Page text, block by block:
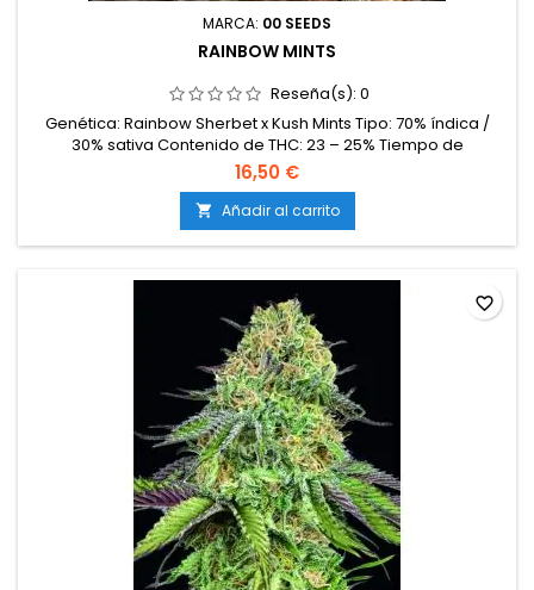
MARCA: 00 SEEDS
RAINBOW MINTS
Reseña(s): 0
Genética: Rainbow Sherbet x Kush Mints Tipo: 70% índica /
30% sativa Contenido de THC: 23 – 25% Tiempo de
floración: 8 – 9 semanas en interior Producción en
interior: 500 – 600 g/m² Producción en exterior: 700 – 950
g/planta Altura: 90 – 140 cm en interior; hasta 230 cm en
exterior Aromas y sabores: Dulces y afrutados, con notas de
frutas tropicales,...
16,50 €
 Añadir al carrito
favorite_border